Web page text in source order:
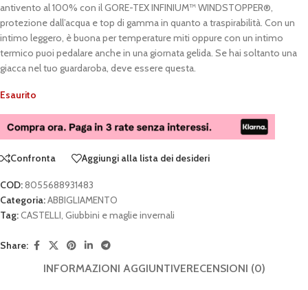
antivento al 100% con il GORE-TEX INFINIUM™ WINDSTOPPER®,
protezione dall’acqua e top di gamma in quanto a traspirabilità. Con un
intimo leggero, è buona per temperature miti oppure con un intimo
termico puoi pedalare anche in una giornata gelida. Se hai soltanto una
giacca nel tuo guardaroba, deve essere questa.
Esaurito
Confronta Aggiungi alla lista dei desideri
COD:8055688931483
Categoria:ABBIGLIAMENTO
Tag:CASTELLI Giubbini e maglie invernali
Share:
INFORMAZIONI AGGIUNTIVERECENSIONI (0)